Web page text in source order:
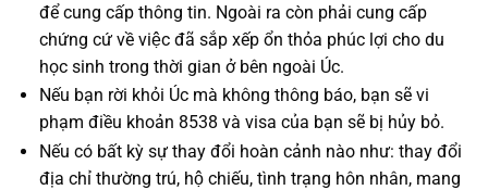
để cung cấp thông tin. Ngoài ra còn phải cung cấp
chứng cứ về việc đã sắp xếp ổn thỏa phúc lợi cho du
học sinh trong thời gian ở bên ngoài Úc.
Nếu bạn rời khỏi Úc mà không thông báo, bạn sẽ vi
phạm điều khoản 8538 và visa của bạn sẽ bị hủy bỏ.
Nếu có bất kỳ sự thay đổi hoàn cảnh nào như: thay đổi
địa chỉ thường trú, hộ chiếu, tình trạng hôn nhân, mang